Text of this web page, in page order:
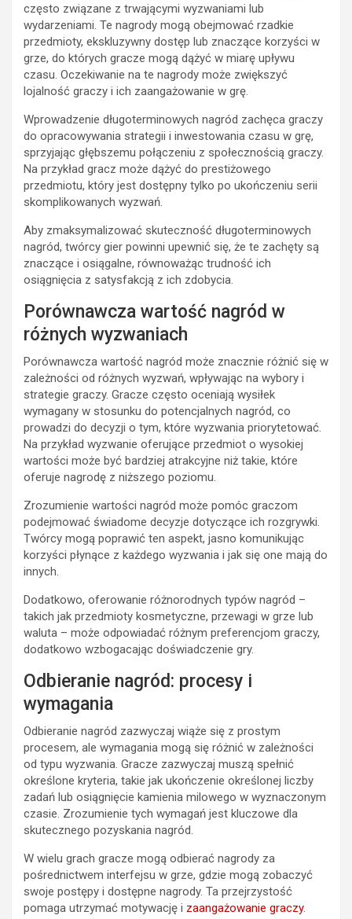
często związane z trwającymi wyzwaniami lub
wydarzeniami. Te nagrody mogą obejmować rzadkie
przedmioty, ekskluzywny dostęp lub znaczące korzyści w
grze, do których gracze mogą dążyć w miarę upływu
czasu. Oczekiwanie na te nagrody może zwiększyć
lojalność graczy i ich zaangażowanie w grę.
Wprowadzenie długoterminowych nagród zachęca graczy
do opracowywania strategii i inwestowania czasu w grę,
sprzyjając głębszemu połączeniu z społecznością graczy.
Na przykład gracz może dążyć do prestiżowego
przedmiotu, który jest dostępny tylko po ukończeniu serii
skomplikowanych wyzwań.
Aby zmaksymalizować skuteczność długoterminowych
nagród, twórcy gier powinni upewnić się, że te zachęty są
znaczące i osiągalne, równoważąc trudność ich
osiągnięcia z satysfakcją z ich zdobycia.
Porównawcza wartość nagród w
różnych wyzwaniach
Porównawcza wartość nagród może znacznie różnić się w
zależności od różnych wyzwań, wpływając na wybory i
strategie graczy. Gracze często oceniają wysiłek
wymagany w stosunku do potencjalnych nagród, co
prowadzi do decyzji o tym, które wyzwania priorytetować.
Na przykład wyzwanie oferujące przedmiot o wysokiej
wartości może być bardziej atrakcyjne niż takie, które
oferuje nagrodę z niższego poziomu.
Zrozumienie wartości nagród może pomóc graczom
podejmować świadome decyzje dotyczące ich rozgrywki.
Twórcy mogą poprawić ten aspekt, jasno komunikując
korzyści płynące z każdego wyzwania i jak się one mają do
innych.
Dodatkowo, oferowanie różnorodnych typów nagród –
takich jak przedmioty kosmetyczne, przewagi w grze lub
waluta – może odpowiadać różnym preferencjom graczy,
dodatkowo wzbogacając doświadczenie gry.
Odbieranie nagród: procesy i
wymagania
Odbieranie nagród zazwyczaj wiąże się z prostym
procesem, ale wymagania mogą się różnić w zależności
od typu wyzwania. Gracze zazwyczaj muszą spełnić
określone kryteria, takie jak ukończenie określonej liczby
zadań lub osiągnięcie kamienia milowego w wyznaczonym
czasie. Zrozumienie tych wymagań jest kluczowe dla
skutecznego pozyskania nagród.
W wielu grach gracze mogą odbierać nagrody za
pośrednictwem interfejsu w grze, gdzie mogą zobaczyć
swoje postępy i dostępne nagrody. Ta przejrzystość
pomaga utrzymać motywację i zaangażowanie graczy.